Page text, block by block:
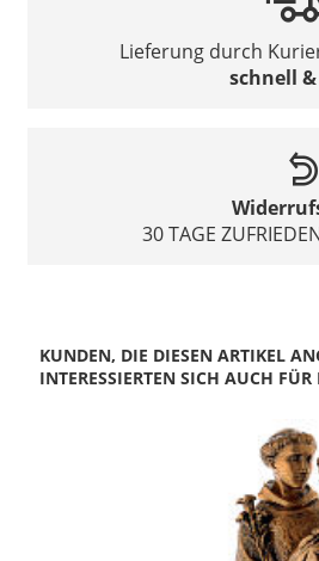
Lieferung durch
schnell
30 TAGE
KUNDEN, DIE DIESEN ARTIKEL
INTERESSIERTEN SICH AUCH